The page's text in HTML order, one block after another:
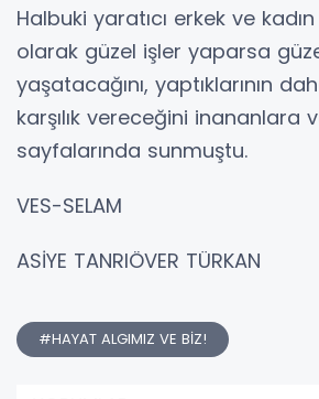
Halbuki yaratıcı erkek ve
olarak güzel işler yaparsa
yaşatacağını, yaptıklarının
karşılık vereceğini inananlara
sayfalarında sunmuştu.
VES-SELAM
ASİYE TANRIÖVER TÜRKAN
#HAYAT ALGIMIZ VE BİZ!